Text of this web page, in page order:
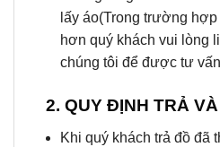
lấy áo(Trong trường
hơn quý khách vui lòng
chúng tôi để được tư
2. QUY ĐỊNH TRẢ
Khi quý khách trả đồ đã